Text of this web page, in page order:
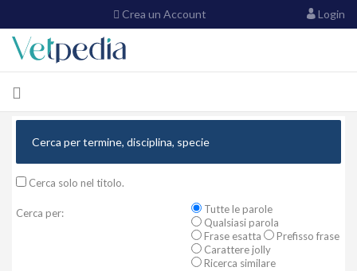
Crea un Account Login
Cerca solo nel titolo.
Cerca per:
Tutte le parole
Qualsiasi parola
Frase esatta
Prefisso frase
Carattere jolly
Ricerca similare